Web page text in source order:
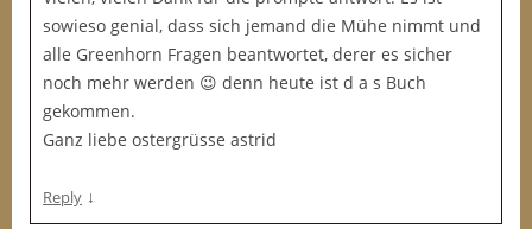
sowieso genial, dass sich jemand die Mühe nimmt und
alle Greenhorn Fragen beantwortet, derer es sicher
noch mehr werden 😉 denn heute ist d a s Buch
gekommen.
Ganz liebe ostergrüsse astrid
Reply ↓